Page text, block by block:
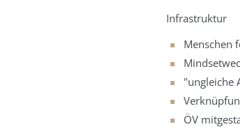
Infrastruktur
Menschen
"ungleiche
ÖV